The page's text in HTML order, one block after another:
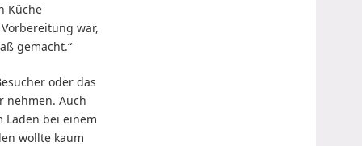
Küche
war,
gemacht.“
oder das
nehmen. Auch
Laden bei einem
wollte kaum